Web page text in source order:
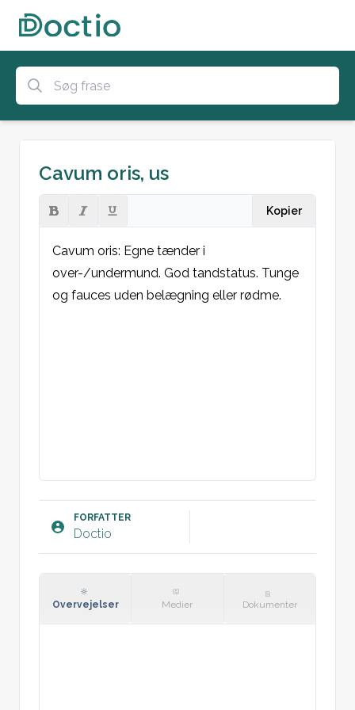
Cavum oris, us
Kopier
Cavum oris: Egne tænder i
over-/undermund. God tandstatus. Tunge
og fauces uden belægning eller rødme.
FORFATTER
Doctio
Overvejelser Medier Dokumenter